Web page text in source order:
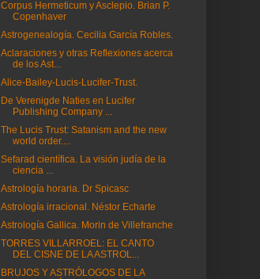
Corpus Hermeticum y Asclepio. Brian P.
Copenhaver
Astrogenealogía. Cecilia García Robles.
Aclaraciones y otras Reflexiones acerca
de los Ast...
Alice-Bailey-Lucis-Lucifer-Trust.
De Verenigde Naties en Lucifer
Publishing Company ...
The Lucis Trust: Satanism and the new
world order....
Sefarad científica. La visión judía de la
ciencia ...
Astrología horaria. Dr Spicasc
Astrología irracional. Néstor Echarte
Astrología Gallica. Morin de Villefranche
TORRES VILLARROEL: EL CANTO
DEL CISNE DE LA ASTROL...
BRUJOS Y ASTRÓLOGOS DE LA